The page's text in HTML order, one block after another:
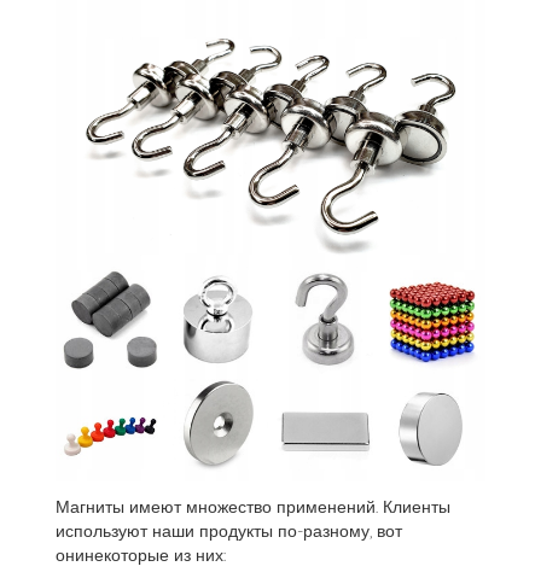
Магниты имеют множество применений. Клиенты
используют наши продукты по-разному, вот
онинекоторые из них: